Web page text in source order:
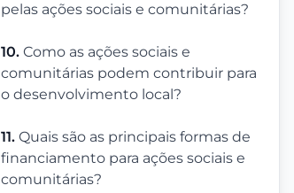
pelas ações sociais e comunitárias?
10. Como as ações sociais e
comunitárias podem contribuir para
o desenvolvimento local?
11. Quais são as principais formas de
financiamento para ações sociais e
comunitárias?